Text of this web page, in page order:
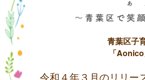
青葉区子
「
令和４年３月のリリー